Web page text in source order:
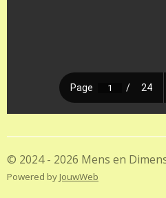
© 2024 - 2026 Mens en
Powered by JouwWeb